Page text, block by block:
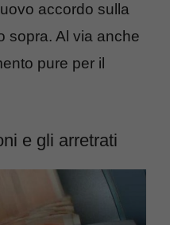
accordo sulla
sopra. Al via anche
pure per il
e gli arretrati